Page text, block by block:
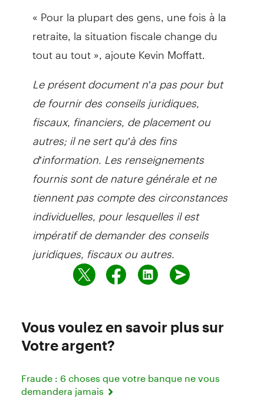
« Pour la plupart des gens, une fois à la
retraite, la situation fiscale change du
tout au tout », ajoute Kevin Moffatt.
Le présent document n’a pas pour but
de fournir des conseils juridiques,
fiscaux, financiers, de placement ou
autres; il ne sert qu’à des fins
d’information. Les renseignements
fournis sont de nature générale et ne
tiennent pas compte des circonstances
individuelles, pour lesquelles il est
impératif de demander des conseils
juridiques, fiscaux ou autres.
Vous voulez en savoir plus sur
Votre argent?
Fraude : 6 choses que votre banque ne vous
demandera jamais